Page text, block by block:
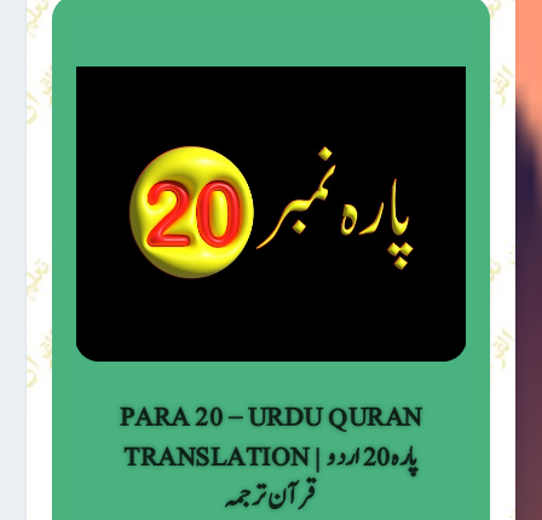
PARA 20 – URDU QURAN
TRANSLATION | پارہ 20 اردو
قرآن ترجمہ